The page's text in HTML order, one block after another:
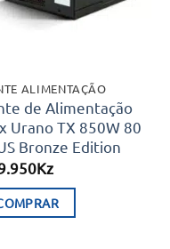
ALIMENTAÇÃO
de Alimentação
Urano TX 850W 80
Bronze Edition
Kz